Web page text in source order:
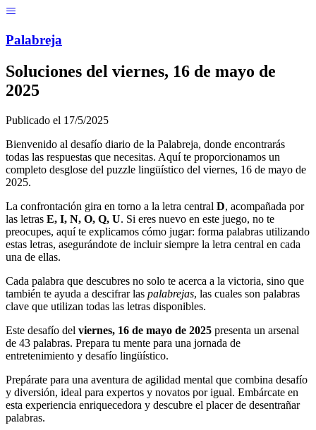
Palabreja
Soluciones del viernes, 16 de mayo de
2025
Publicado el 17/5/2025
Bienvenido al desafío diario de la Palabreja, donde encontrarás
todas las respuestas que necesitas. Aquí te proporcionamos un
completo desglose del puzzle lingüístico del viernes, 16 de mayo de
2025.
La confrontación gira en torno a la letra central D, acompañada por
las letras E, I, N, O, Q, U. Si eres nuevo en este juego, no te
preocupes, aquí te explicamos cómo jugar: forma palabras utilizando
estas letras, asegurándote de incluir siempre la letra central en cada
una de ellas.
Cada palabra que descubres no solo te acerca a la victoria, sino que
también te ayuda a descifrar las palabrejas, las cuales son palabras
clave que utilizan todas las letras disponibles.
Este desafío del viernes, 16 de mayo de 2025 presenta un arsenal
de 43 palabras. Prepara tu mente para una jornada de
entretenimiento y desafío lingüístico.
Prepárate para una aventura de agilidad mental que combina desafío
y diversión, ideal para expertos y novatos por igual. Embárcate en
esta experiencia enriquecedora y descubre el placer de desentrañar
palabras.